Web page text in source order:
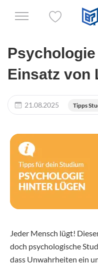
Einsatz von
21.08.2025 Tipps
Jeder Mensch lügt!
doch psychologische
dass Unwahrheiten ein